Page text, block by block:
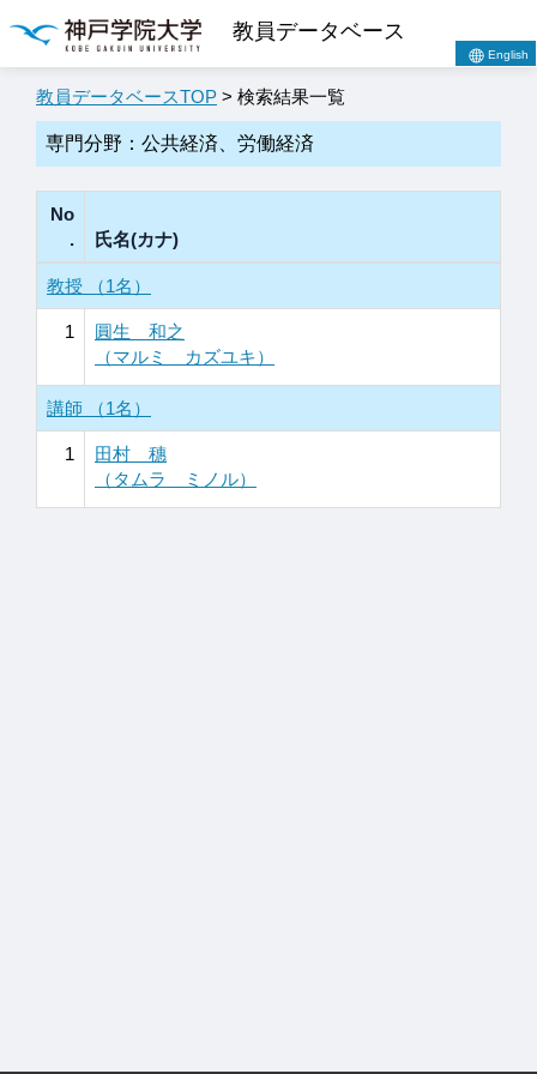
教員データベース
English
教員データベースTOP > 検索結果一覧
専門分野：公共経済、労働経済
No
.
氏名(カナ)
教授 （1名）
1
圓生 和之
（マルミ カズユキ）
講師 （1名）
1
田村 穗
（タムラ ミノル）